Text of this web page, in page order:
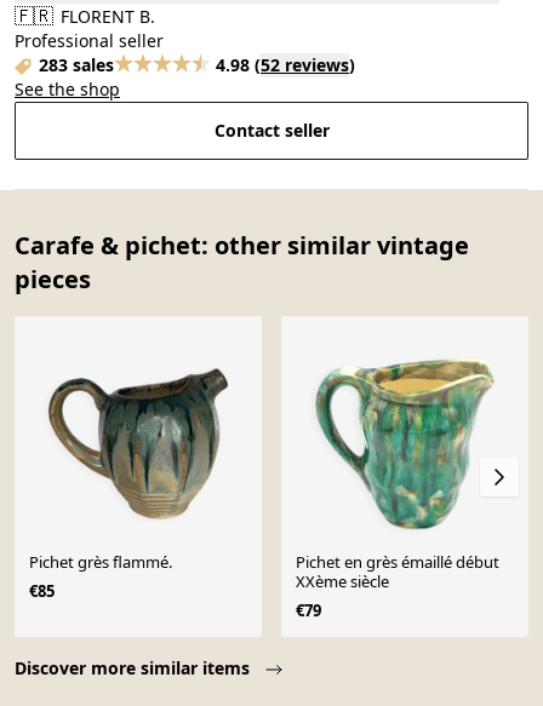
🇫🇷 FLORENT B.
Professional seller
283 sales
4.98 (52 reviews)
See the shop
Contact seller
Carafe & pichet: other similar vintage
pieces
Discover more similar items
Pichet grès flammé.
€85
Pichet en grès émaillé début
XXème siècle
€79